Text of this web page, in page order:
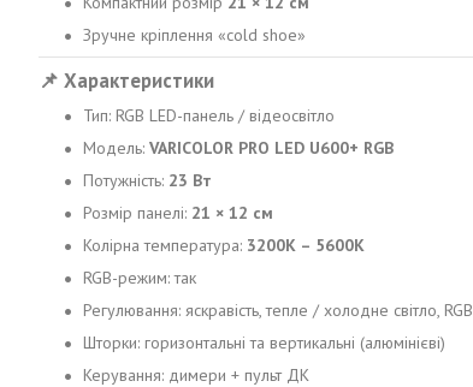
Зручне кріплення «cold shoe»
📌 Характеристики
Тип: RGB LED-панель / відеосвітло
Модель: VARICOLOR PRO LED U600+ RGB
Потужність: 23 Вт
Розмір панелі: 21 × 12 см
Колірна температура: 3200K – 5600K
RGB-режим: так
Регулювання: яскравість, тепле / холодне світло, RGB
Шторки: горизонтальні та вертикальні (алюмінієві)
Керування: димери + пульт ДК